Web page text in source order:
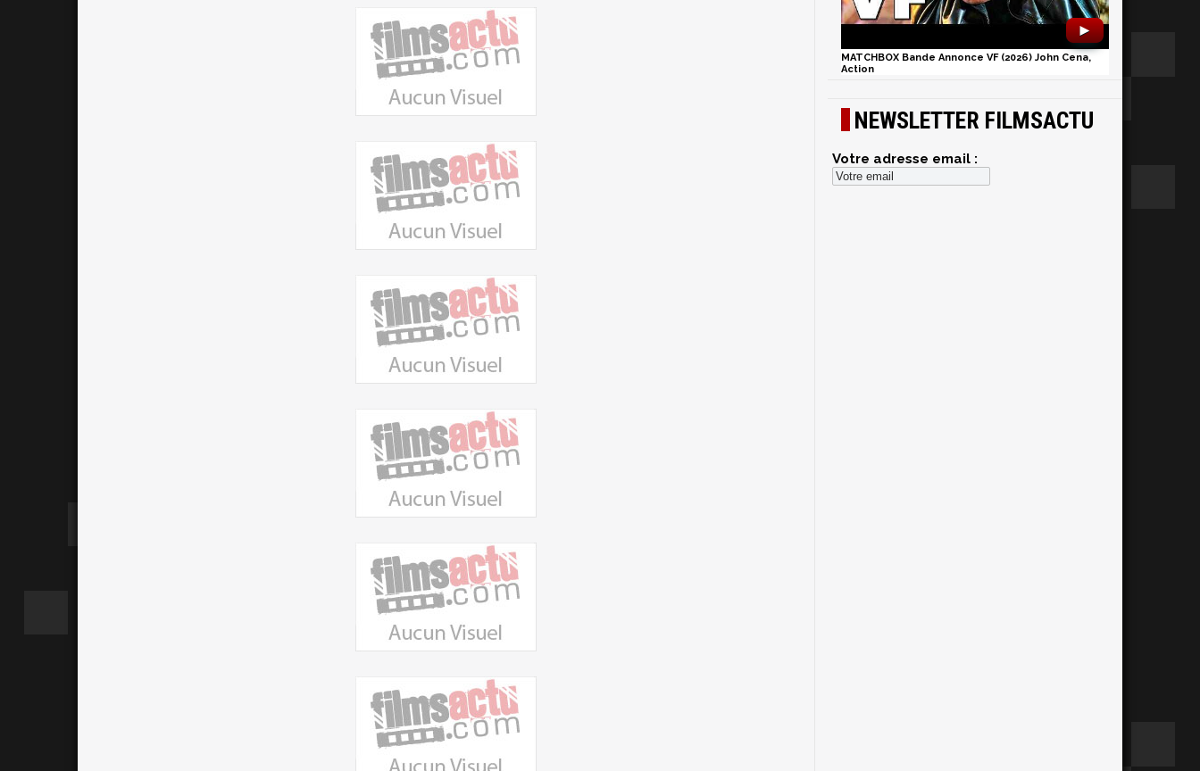
►
MATCHBOX Bande Annonce VF (2026) John Cena,
Action
NEWSLETTER FILMSACTU
Votre adresse email :